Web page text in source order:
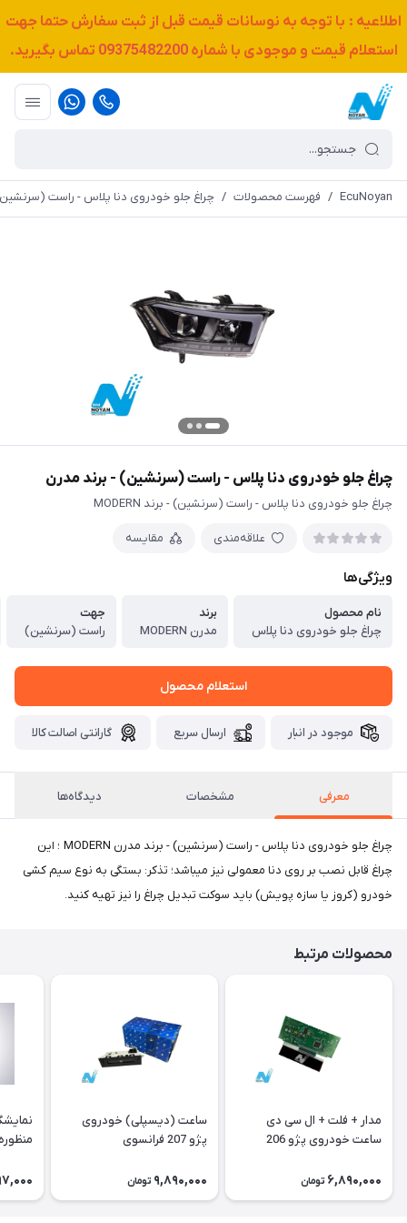
اطلاعیه : با توجه به نوسانات قیمت قبل از ثبت سفارش حتما جهت
استعلام قیمت و موجودی با شماره09375482200 تماس بگیرید.
EcuNoyan
/ فهرست محصولات / چراغ جلو خودروی دنا پلاس - راست
چراغ جلو خودروی دنا پلاس - راست (سرنشین) - برند مدرن
چراغ جلو خودروی دنا پلاس - راست (سرنشین) - برند MODERN
علاقه‌مندی مقایسه
ویژگی‌ها
نام محصول
چراغ جلو خودروی دنا پلاس
برند
مدرن MODERN
جهت
راست (سرنشین)
استعلام محصول
موجود در انبار ارسال سریع گارانتی اصالت کالا
معرفی مشخصات دیدگاه‌ها
چراغ جلو خودروی دنا پلاس - راست (سرنشین) - برند مدرن MODERN ؛ این
چراغ قابل نصب بر روی دنا معمولی نیز میباشد؛ تذکر: بستگی به نوع سیم کشی
خودرو (کروز یا سازه پویش) باید سوکت تبدیل چراغ را نیز تهیه کنید.
محصولات مرتبط
مدار + فلت + ال سی دی
ساعت خودروی پژو 206
6,890,000 تومان
ساعت (دیسپلی) خودروی
پژو 207 فرانسوی
9,890,000 تومان